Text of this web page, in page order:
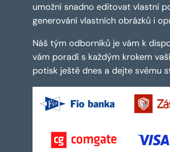
umožní snadno editovat vlastní
generování vlastních obrázků i
Náš tým odborníků je vám k
vám poradí s každým krokem
potisk ještě dnes a dejte svému